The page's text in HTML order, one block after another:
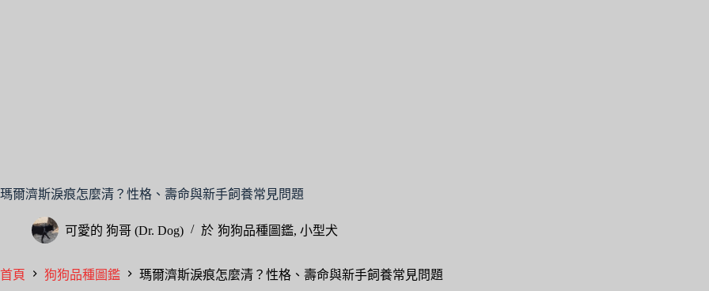
瑪爾濟斯淚痕怎麼清？性格、壽命與新手飼養常見問題
可愛的 狗哥 (Dr. Dog) 於 狗狗品種圖鑑, 小型犬
首頁 狗狗品種圖鑑 瑪爾濟斯淚痕怎麼清？性格、壽命與新手飼養常見問題